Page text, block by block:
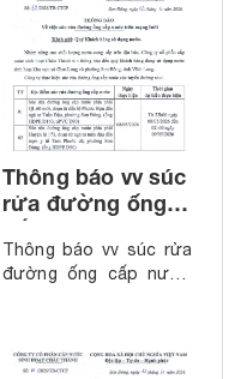
Thông báo vv súc
rửa đường ống
cấp nước trên
mạng lưới (Tháng
5.2026)
Thông báo vv súc rửa
đường ống cấp nước